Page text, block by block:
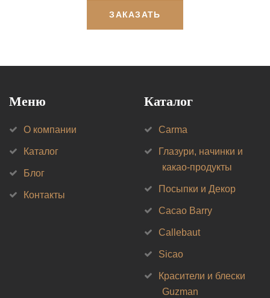
ЗАКАЗАТЬ
Меню
О компании
Каталог
Блог
Контакты
Каталог
Carma
Глазури, начинки и
какао-продукты
Посыпки и Декор
Cacao Barry
Callebaut
Sicao
Красители и блески
Guzman